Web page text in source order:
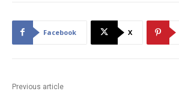
Facebook X
Previous article